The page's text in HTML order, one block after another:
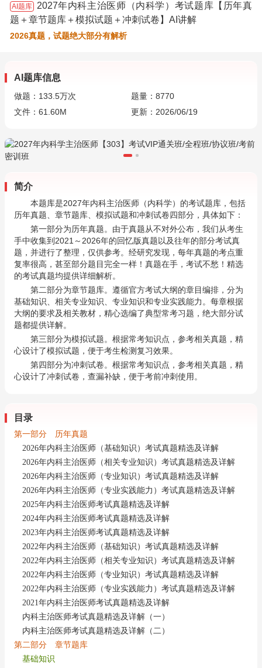
AI题库
2027年内科主治医师（内科学）考试题库【历年真
题＋章节题库＋模拟试题＋冲刺试卷】AI讲解
2026真题，试题绝大部分有解析
AI题库信息
做题： 133.5万次
题量：8770
文件：61.60M
更新：2026/06/19
简介
本题库是2027年内科主治医师（内科学）的考试题库，包括
历年真题、章节题库、模拟试题和冲刺试卷四部分，具体如下：
第一部分为历年真题。由于真题从不对外公布，我们从考生
手中收集到2021～2026年的回忆版真题以及往年的部分考试真
题，并进行了整理，仅供参考。经研究发现，每年真题的考点重
复率很高，甚至部分题目完全一样！真题在手，考试不愁！精选
的考试真题均提供详细解析。
第二部分为章节题库。遵循官方考试大纲的章目编排，分为
基础知识、相关专业知识、专业知识和专业实践能力。每章根据
大纲的要求及相关教材，精心选编了典型常考习题，绝大部分试
题都提供详解。
第三部分为模拟试题。根据常考知识点，参考相关真题，精
心设计了模拟试题，便于考生检测复习效果。
第四部分为冲刺试卷。根据常考知识点，参考相关真题，精
心设计了冲刺试卷，查漏补缺，便于考前冲刺使用。
目录
第一部分 历年真题
2026年内科主治医师（基础知识）考试真题精选及详解
2026年内科主治医师（相关专业知识）考试真题精选及详解
2026年内科主治医师（专业知识）考试真题精选及详解
2026年内科主治医师（专业实践能力）考试真题精选及详解
2025年内科主治医师考试真题精选及详解
2024年内科主治医师考试真题精选及详解
2023年内科主治医师考试真题精选及详解
2022年内科主治医师（基础知识）考试真题精选及详解
2022年内科主治医师（相关专业知识）考试真题精选及详解
2022年内科主治医师（专业知识）考试真题精选及详解
2022年内科主治医师（专业实践能力）考试真题精选及详解
2021年内科主治医师考试真题精选及详解
内科主治医师考试真题精选及详解（一）
内科主治医师考试真题精选及详解（二）
第二部分 章节题库
基础知识